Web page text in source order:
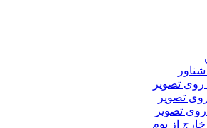
روی تصویر
تصویر
تصویر
از بوم